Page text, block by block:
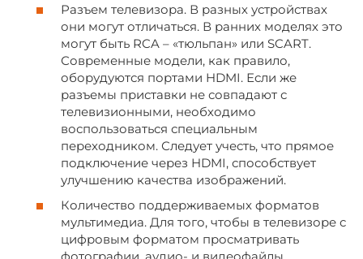
Разъем телевизора. В разных устройствах
они могут отличаться. В ранних моделях это
могут быть RCA – «тюльпан» или SCART.
Современные модели, как правило,
оборудуются портами HDMI. Если же
разъемы приставки не совпадают с
телевизионными, необходимо
воспользоваться специальным
переходником. Следует учесть, что прямое
подключение через HDMI, способствует
улучшению качества изображений.
Количество поддерживаемых форматов
мультимедиа. Для того, чтобы в телевизоре с
цифровым форматом просматривать